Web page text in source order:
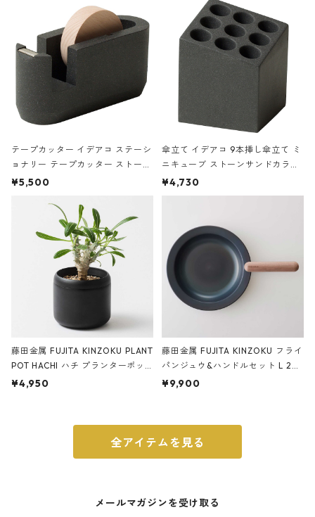
テープカッター イデアコ ステーシ
ョナリー テープカッター ストーン
サンドカラー 石調 ideaco Station
¥5,500
傘立て イデアコ 9本挿し傘立て ミ
ニキューブ ストーンサンドカラー
石調 ideaco Umbrella Stand CUB
E ストーンサンドブラック
¥4,730
藤田金属 FUJITA KINZOKU PLANT
POT HACHI ハチ プランターポッ
ト 3号 ブラック
¥4,950
藤田金属 FUJITA KINZOKU フライ
パンジュウ&ハンドルセット L 24c
m ガス火・IH対応 鉄フライパン
¥9,900
全アイテムを見る
メールマガジンを受け取る